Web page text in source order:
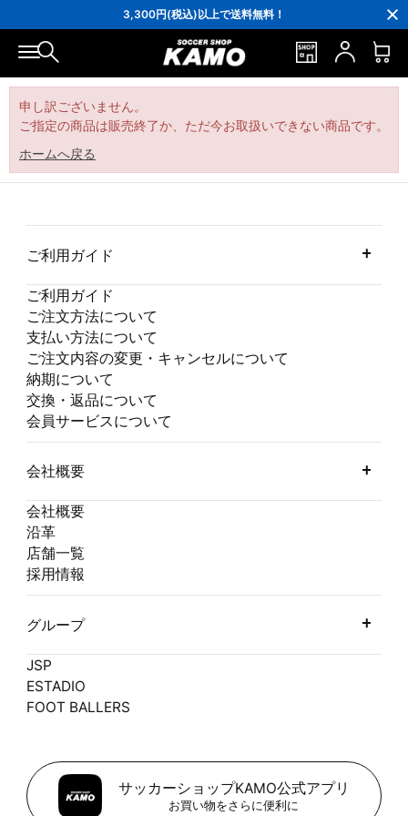
3,300円(税込)以上で送料無料！
ポイント還元率5％！プレミア会員は7％
会員の方にはお誕生月に「10％OFFクーポン」プレゼント！
16,000円(税込)以上でシューズケースプレゼント！
3,300円(税込)以上で送料無料！
申し訳ございません。
ご指定の商品は販売終了か、ただ今お取扱いできない商品です。
ホームへ戻る
ご利用ガイド
ご利用ガイド
ご注文方法について
支払い方法について
ご注文内容の変更・キャンセルについて
納期について
交換・返品について
会員サービスについて
会社概要
会社概要
沿革
店舗一覧
採用情報
グループ
JSP
ESTADIO
FOOT BALLERS
サッカーショップKAMO公式アプリ
お買い物をさらに便利に